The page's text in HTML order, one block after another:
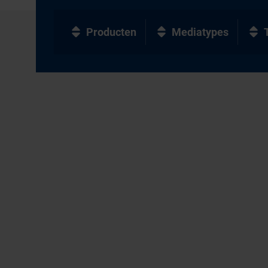
Producten Mediatypes